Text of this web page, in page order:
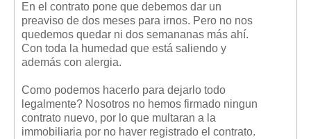
En el contrato pone que debemos dar un
preaviso de dos meses para irnos. Pero no nos
quedemos quedar ni dos semananas más ahí.
Con toda la humedad que está saliendo y
además con alergia.
Como podemos hacerlo para dejarlo todo
legalmente? Nosotros no hemos firmado ningun
contrato nuevo, por lo que multaran a la
immobiliaria por no haver registrado el contrato.